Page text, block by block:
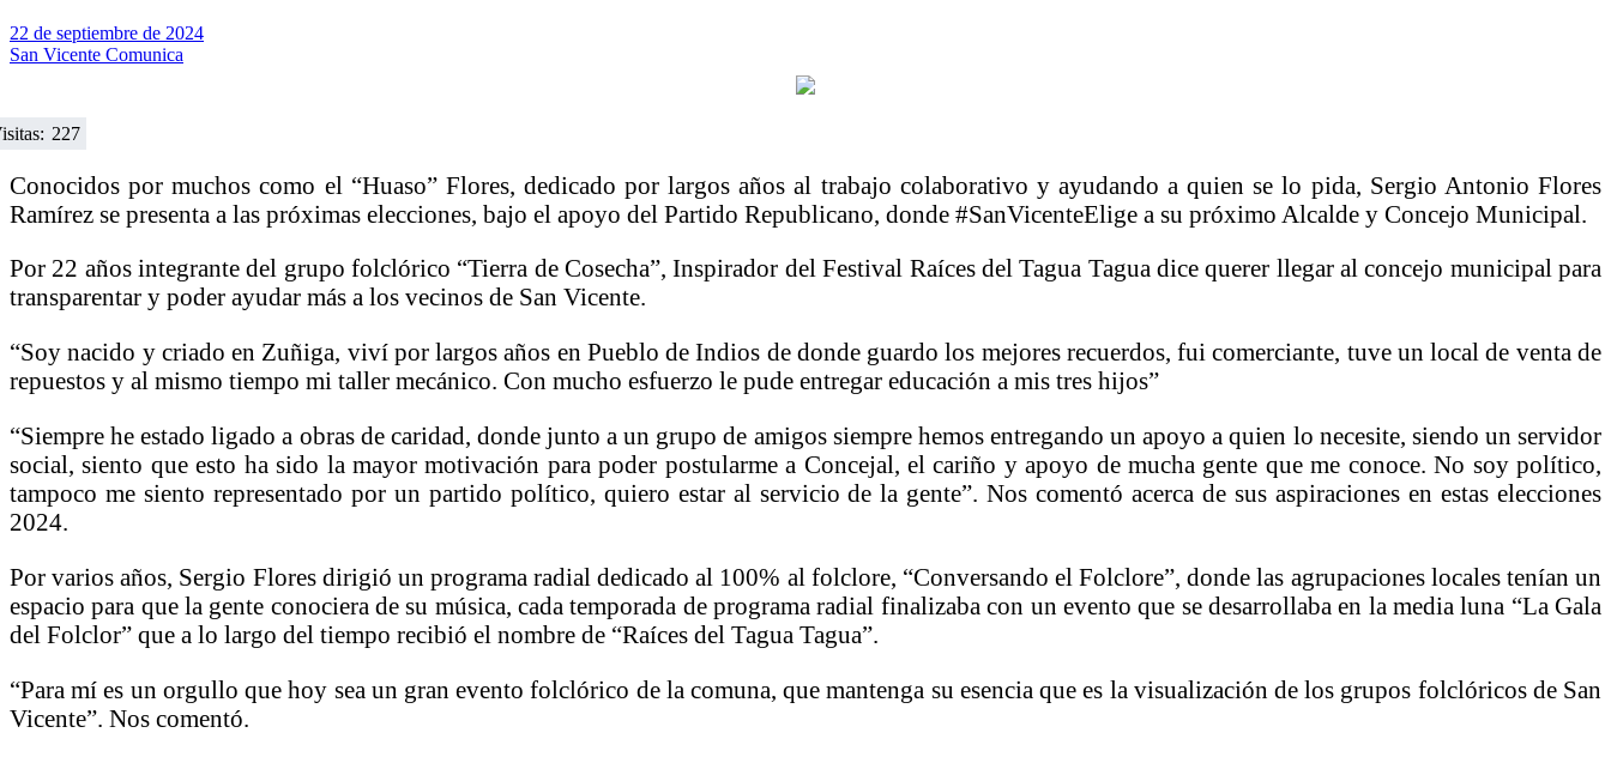
22 de septiembre de 2024
San Vicente Comunica
227
Conocidos por muchos como el “Huaso” Flores, dedicado por largos años al trabajo colaborativo y ayudando a quien se lo pida, Sergio Antonio Flores
Ramírez se presenta a las próximas elecciones, bajo el apoyo del Partido Republicano, donde #SanVicenteElige a su próximo Alcalde y Concejo Municipal.
Por 22 años integrante del grupo folclórico “Tierra de Cosecha”, Inspirador del Festival Raíces del Tagua Tagua dice querer llegar al concejo municipal para
transparentar y poder ayudar más a los vecinos de San Vicente.
“Soy nacido y criado en Zuñiga, viví por largos años en Pueblo de Indios de donde guardo los mejores recuerdos, fui comerciante, tuve un local de venta de
repuestos y al mismo tiempo mi taller mecánico. Con mucho esfuerzo le pude entregar educación a mis tres hijos”
“Siempre he estado ligado a obras de caridad, donde junto a un grupo de amigos siempre hemos entregando un apoyo a quien lo necesite, siendo un servidor
social, siento que esto ha sido la mayor motivación para poder postularme a Concejal, el cariño y apoyo de mucha gente que me conoce. No soy político,
tampoco me siento representado por un partido político, quiero estar al servicio de la gente”. Nos comentó acerca de sus aspiraciones en estas elecciones
2024.
Por varios años, Sergio Flores dirigió un programa radial dedicado al 100% al folclore, “Conversando el Folclore”, donde las agrupaciones locales tenían un
espacio para que la gente conociera de su música, cada temporada de programa radial finalizaba con un evento que se desarrollaba en la media luna “La Gala
del Folclor” que a lo largo del tiempo recibió el nombre de “Raíces del Tagua Tagua”.
“Para mí es un orgullo que hoy sea un gran evento folclórico de la comuna, que mantenga su esencia que es la visualización de los grupos folclóricos de San
Vicente”. Nos comentó.